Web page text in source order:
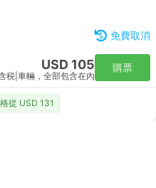
免費取消
USD 105
税 車輛，全部包含在內
購票
從 USD 131